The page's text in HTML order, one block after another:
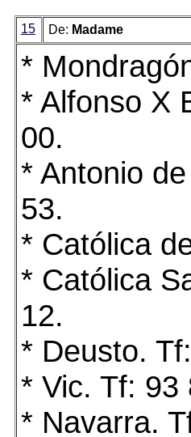
15 De: Madame
*
* Alfonso X
00.
* Antonio
53.
* Católica
* Católica
12.
* Deusto.
* Vic. Tf: 93
* Navarra.